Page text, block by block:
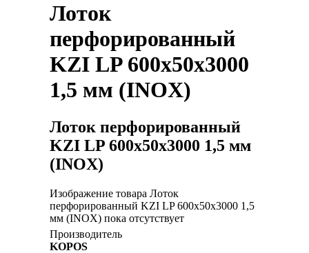
Лоток
перфорированный
KZI LP 600x50х3000
1,5 мм (INOX)
Лоток перфорированный
KZI LP 600x50х3000 1,5 мм
(INOX)
Изображение товара Лоток
перфорированный KZI LP 600x50х3000 1,5
мм (INOX) пока отсутствует
Производитель
KOPOS